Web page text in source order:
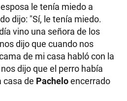
le tenía miedo a
dijo: "Sí, le tenía miedo.
vino una señora de los
dijo que cuando nos
de mi casa habló con la
dijo que el perro había
casa de Pacheloencerrado